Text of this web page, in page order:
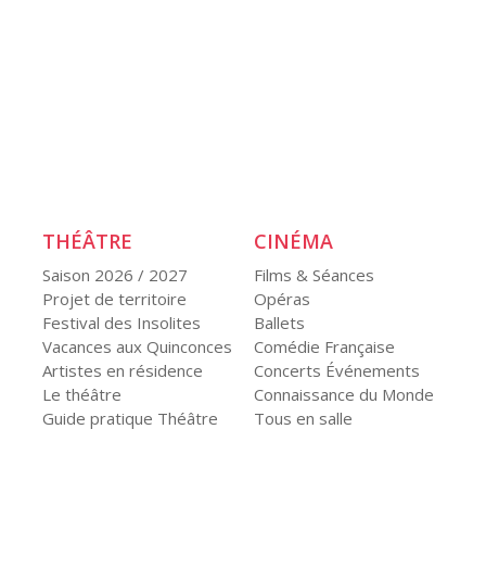
THÉÂTRE
Saison 2026 / 2027
Projet de territoire
Festival des Insolites
Vacances aux Quinconces
Artistes en résidence
Le théâtre
Guide pratique Théâtre
CINÉMA
Films & Séances
Opéras
Ballets
Comédie Française
Concerts Événements
Connaissance du Monde
Tous en salle